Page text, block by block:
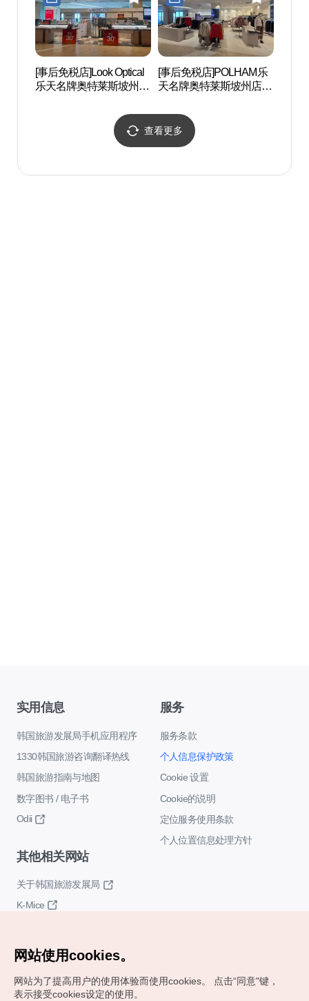
[事后免税店]Look Optical
乐天名牌奥特莱斯坡州店
[事后免税店]POLHAM乐
天名牌奥特莱斯坡州店
렛 파주점)
查看更多
实用信息
韩国旅游发展局手机应用程序
1330韩国旅游咨询翻译热线
韩国旅游指南与地图
数字图书 / 电子书
Odii
服务
服务条款
个人信息保护政策
Cookie 设置
Cookie的说明
定位服务使用条款
个人位置信息处理方针
其他相关网站
关于韩国旅游发展局
K-Mice
网站使用cookies。
网站为了提高用户的使用体验而使用cookies。
点击“同意"键，
表示接受cookies设定的使用。